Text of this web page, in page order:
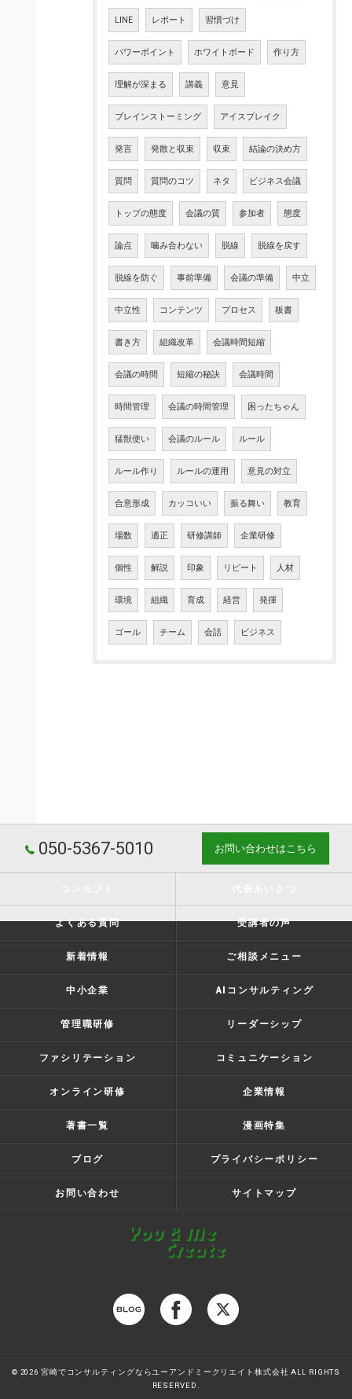
LINE レポート 習慣づけ
パワーポイント ホワイトボード 作り方
理解が深まる 講義 意見
ブレインストーミング アイスブレイク
発言 発散と収束 収束 結論の決め方
質問 質問のコツ ネタ ビジネス会議
トップの態度 会議の質 参加者 態度
論点 噛み合わない 脱線 脱線を戻す
脱線を防ぐ 事前準備 会議の準備 中立
中立性 コンテンツ プロセス 板書
書き方 組織改革 会議時間短縮
会議の時間 短縮の秘訣 会議時間
時間管理 会議の時間管理 困ったちゃん
猛獣使い 会議のルール ルール
ルール作り ルールの運用 意見の対立
合意形成 カッコいい 振る舞い 教育
場数 適正 研修講師 企業研修
個性 解説 印象 リピート 人材
環境 組織 育成 経営 発揮
ゴール チーム 会話 ビジネス
050-5367-5010 お問い合わせはこちら
よくある質問 受講者の声
新着情報 ご相談メニュー
中小企業 AIコンサルティング
管理職研修 リーダーシップ
ファシリテーション コミュニケーション
オンライン研修 企業情報
著書一覧 漫画特集
ブログ プライバシーポリシー
お問い合わせ サイトマップ
© 2026 宮崎でコンサルティングならユーアンドミークリエイト株式会社 ALL RIGHTS
RESERVED.